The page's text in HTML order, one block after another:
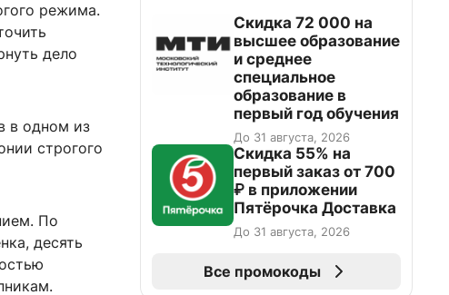
режима.
дело
в одном из
строгого
По
десять
Скидка 72 000 на
высшее образование
и среднее
специальное
образование в
первый год обучения
До 31 августа, 2026
Скидка 55% на
первый заказ от 700
₽ в приложении
Пятёрочка Доставка
До 31 августа, 2026
Все промокоды